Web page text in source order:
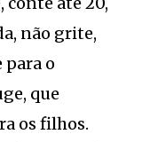
não grite,
para o
que
os filhos.